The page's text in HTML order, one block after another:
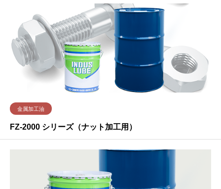
金属加工油
FZ-2000 シリーズ（ナット加工用）